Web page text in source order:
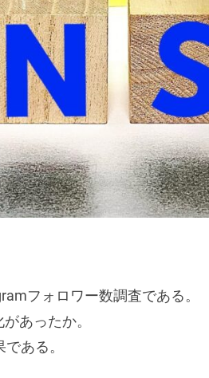
フォロワー数調査である。
あったか。
ある。